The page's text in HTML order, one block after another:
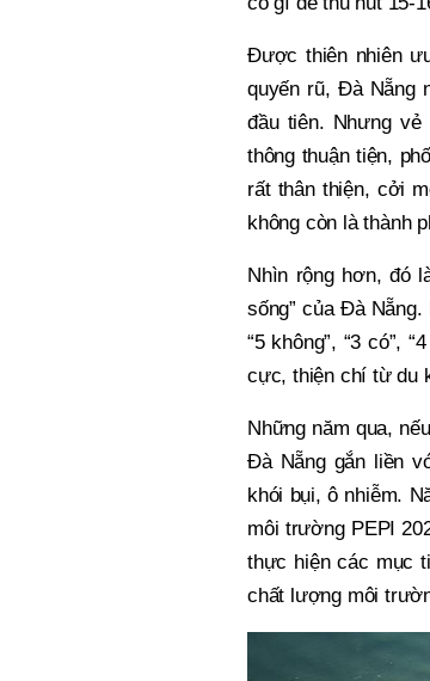
Được thiên nhiên
quyến rũ, Đà Nẵng
đầu tiên. Nhưng
thông thuận tiện,
rất thân thiện, cởi
không còn là thành
Nhìn rộng hơn, đó
sống” của Đà
“5 không”, “3 có”,
cực, thiện chí từ du
Những năm qua,
Đà Nẵng gắn liền
khói bụi, ô nhiễm.
môi trường PEPI
thực hiện các mục
chất lượng môi